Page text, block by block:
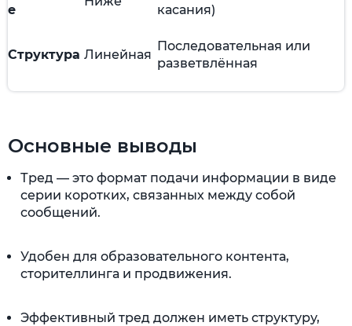
е касания)
Структура Линейная
Последовательная или
разветвлённая
Основные выводы
Тред — это формат подачи информации в виде
серии коротких, связанных между собой
сообщений.
Удобен для образовательного контента,
сторителлинга и продвижения.
Эффективный тред должен иметь структуру,